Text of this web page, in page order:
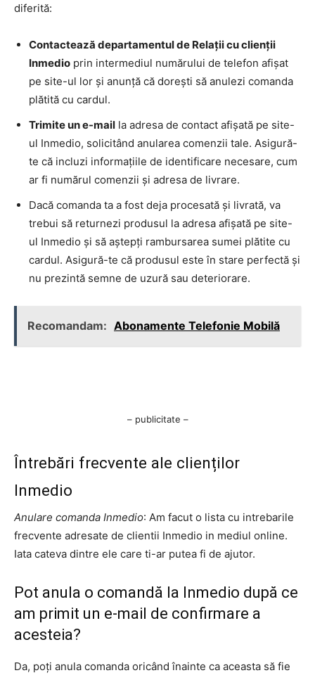
diferită:
Contactează departamentul de Relații cu clienții
Inmedio prin intermediul numărului de telefon afișat
pe site-ul lor și anunță că dorești să anulezi comanda
plătită cu cardul.
Trimite un e-mail la adresa de contact afișată pe site-
ul Inmedio, solicitând anularea comenzii tale. Asigură-
te că incluzi informațiile de identificare necesare, cum
ar fi numărul comenzii și adresa de livrare.
Dacă comanda ta a fost deja procesată și livrată, va
trebui să returnezi produsul la adresa afișată pe site-
ul Inmedio și să aștepți rambursarea sumei plătite cu
cardul. Asigură-te că produsul este în stare perfectă și
nu prezintă semne de uzură sau deteriorare.
Recomandam: Abonamente Telefonie Mobilă
– publicitate –
Întrebări frecvente ale clienților
Inmedio
Anulare comanda Inmedio: Am facut o lista cu intrebarile
frecvente adresate de clientii Inmedio in mediul online.
Iata cateva dintre ele care ti-ar putea fi de ajutor.
Pot anula o comandă la Inmedio după ce
am primit un e-mail de confirmare a
acesteia?
Da, poți anula comanda oricând înainte ca aceasta să fie